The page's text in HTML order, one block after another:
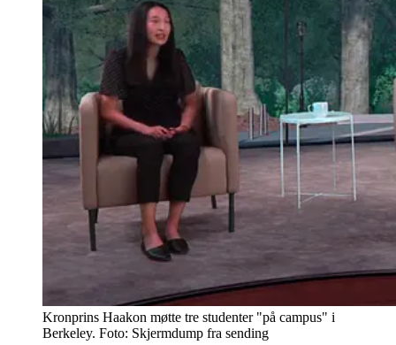
Kronprins Haakon møtte tre studenter "på campus" i
Berkeley. Foto: Skjermdump fra sending